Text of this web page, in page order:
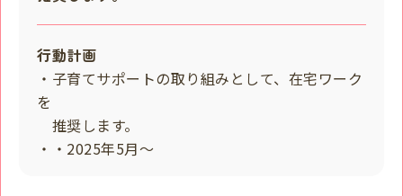
行動計画
・子育てサポートの取り組みとして、在宅ワーク
を
推奨します。
・・2025年5月～